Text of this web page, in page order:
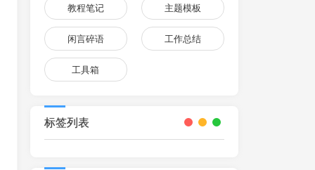
教程笔记 主题模板
闲言碎语 工作总结
工具箱
标签列表